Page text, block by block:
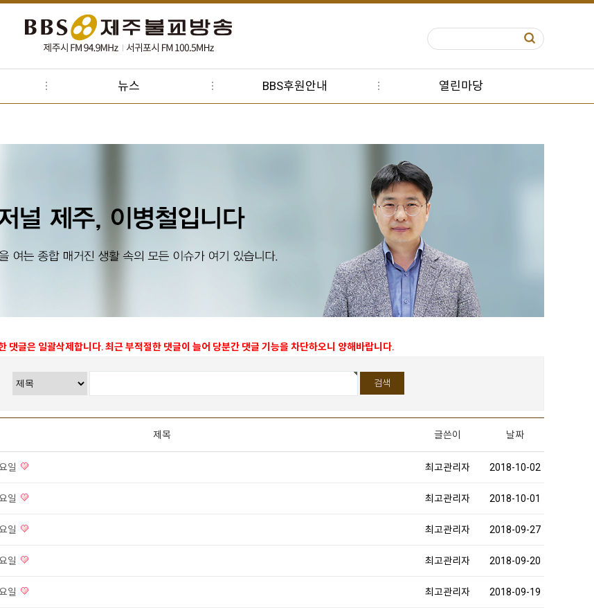
뉴스 BBS후원안내 열린마당
댓글은 일괄삭제합니다. 최근 부적절한 댓글이 늘어 당분간 댓글 기능을 차단하오니 양해바랍니다.
제목 글쓴이 날짜
일 최고관리자 2018-10-02
일 최고관리자 2018-10-01
일 최고관리자 2018-09-27
일 최고관리자 2018-09-20
일 최고관리자 2018-09-19